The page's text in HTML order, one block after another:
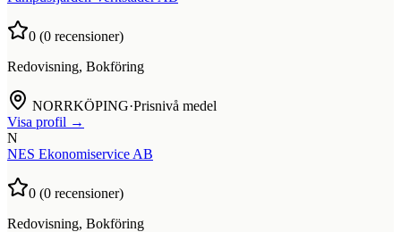
0 (0 recensioner)
Redovisning, Bokföring
NORRKÖPING·Prisnivå medel
Visa profil →
N
NES Ekonomiservice AB
0 (0 recensioner)
Redovisning, Bokföring